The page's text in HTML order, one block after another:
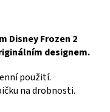
Disney Frozen 2
designem.
použití.
na drobnosti.